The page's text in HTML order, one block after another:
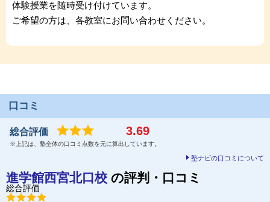
体験授業を随時受け付けています。
ご希望の方は、各教室にお問い合わせください。
口コミ
総合評価 3.69
※上記は、塾全体の口コミ点数を元に算出しています。
塾ナビの口コミについて
進学館西宮北口校 の評判・口コミ
総合評価